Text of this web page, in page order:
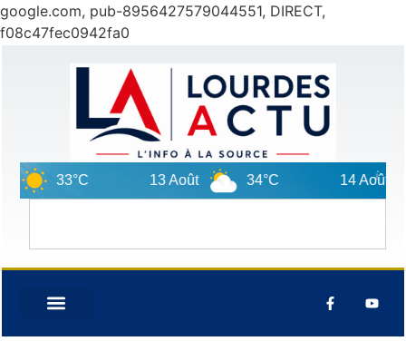
google.com, pub-8956427579044551, DIRECT,
f08c47fec0942fa0
33°C 13 Août 34°C 14 Août